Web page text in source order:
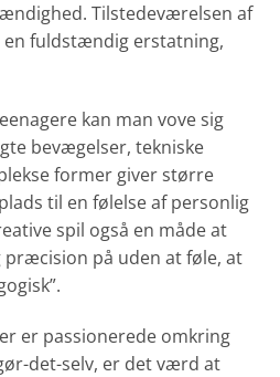
Tilstedeværelsen af
en fuldstændig erstatning,
kan man vove sig
bevægelser, tekniske
former giver større
til en følelse af personlig
spil også en måde at
på uden at føle, at
er passionerede omkring
det-selv, er det værd at